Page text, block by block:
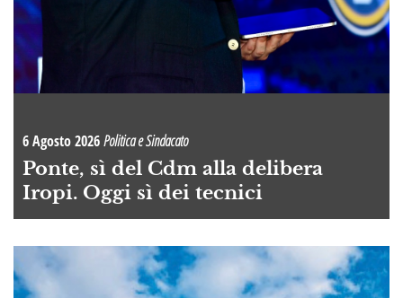
6 Agosto 2026Politica e Sindacato
Ponte, sì del Cdm alla delibera
Iropi. Oggi sì dei tecnici